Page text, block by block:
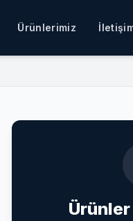
Ürünlerimiz